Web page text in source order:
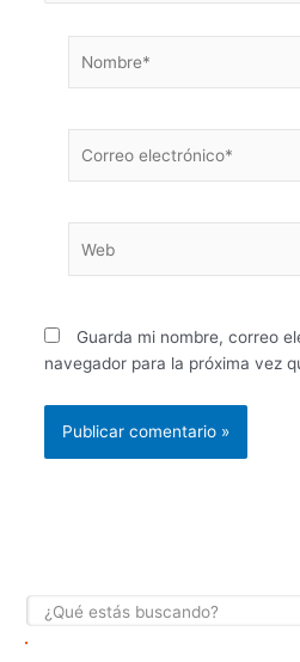
electrónico*
Guarda mi nombre, correo
navegador para la próxima vez